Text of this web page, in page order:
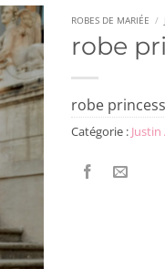
ROBES DE MARIÉE /
robe
robe
Catégorie :